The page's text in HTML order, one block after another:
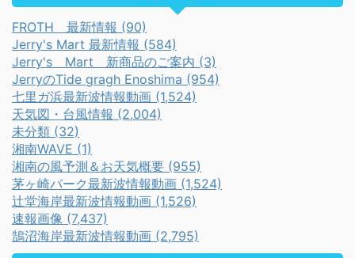
FROTH 最新情報 (90)
Jerry's Mart 最新情報 (584)
Jerry's Mart 新商品のご案内 (3)
JerryのTide gragh Enoshima (954)
七里ガ浜最新波情報動画 (1,524)
天気図・台風情報 (2,004)
未分類 (32)
湘南WAVE (1)
湘南の風予測＆お天気概要 (955)
茅ヶ崎パーク最新波情報動画 (1,524)
辻堂海岸最新波情報動画 (1,526)
速報画像 (7,437)
鵠沼海岸最新波情報動画 (2,795)